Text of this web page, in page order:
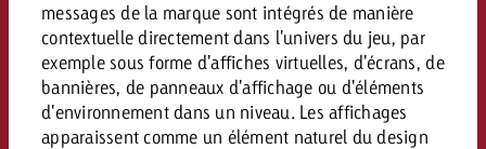
messages de la marque sont intégrés de manière
contextuelle directement dans l'univers du jeu, par
exemple sous forme d'affiches virtuelles, d'écrans, de
bannières, de panneaux d'affichage ou d'éléments
d'environnement dans un niveau. Les affichages
apparaissent comme un élément naturel du design